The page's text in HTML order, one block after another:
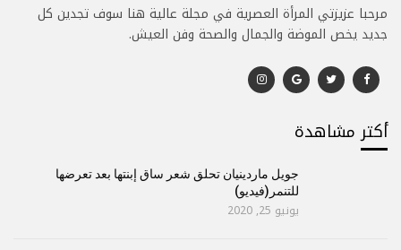
مرحبا عزيزتي المرأة العصرية في مجلة عالية هنا سوف تجدين كل
جديد يخص الموضة والجمال والصحة وفن العيش.
أكتر مشاهدة
جويل ماردينيان تحلق شعر ساق إبنتها بعد تعرضها
للتنمر(فيديو)
يونيو 25, 2020